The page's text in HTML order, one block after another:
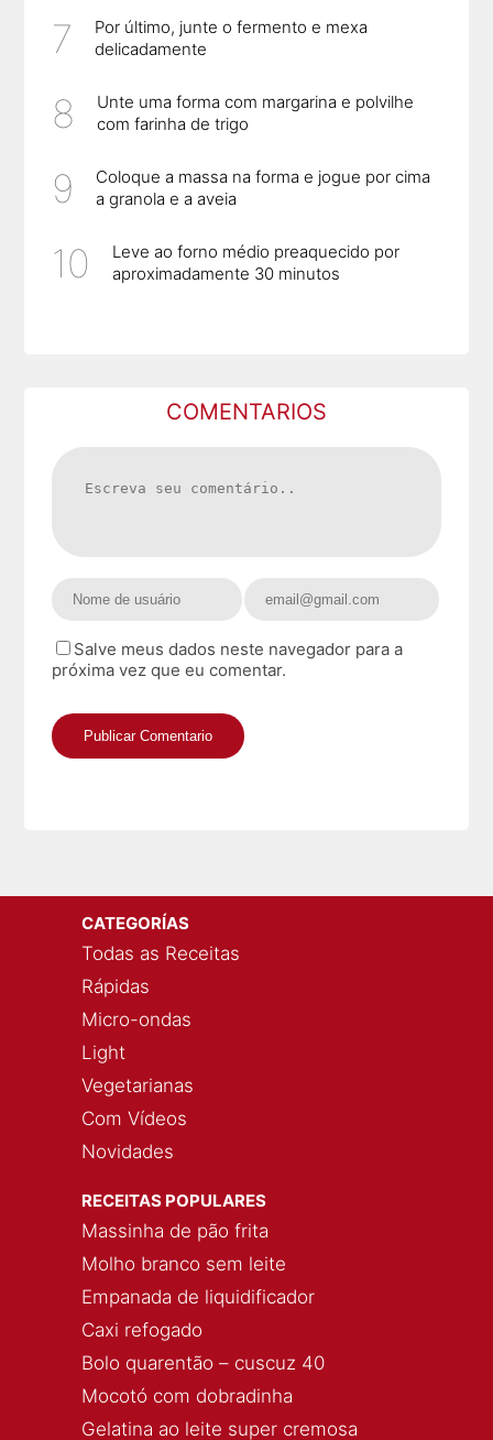
Por último, junte o fermento e mexa
delicadamente
Unte uma forma com margarina e polvilhe
com farinha de trigo
Coloque a massa na forma e jogue por cima
a granola e a aveia
Leve ao forno médio preaquecido por
aproximadamente 30 minutos
COMENTARIOS
Salve meus dados neste navegador para a
próxima vez que eu comentar.
CATEGORÍAS
Todas as Receitas
Rápidas
Micro-ondas
Light
Vegetarianas
Com Vídeos
Novidades
RECEITAS POPULARES
Massinha de pão frita
Molho branco sem leite
Empanada de liquidificador
Caxi refogado
Bolo quarentão – cuscuz 40
Mocotó com dobradinha
Gelatina ao leite super cremosa